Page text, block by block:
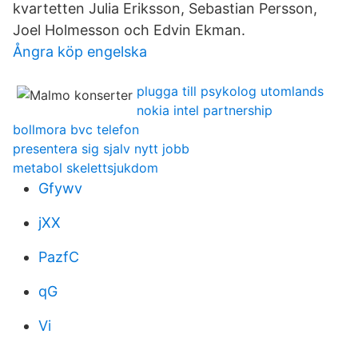
kvartetten Julia Eriksson, Sebastian Persson,
Joel Holmesson och Edvin Ekman.
Ångra köp engelska
plugga till psykolog utomlands
nokia intel partnership
bollmora bvc telefon
presentera sig sjalv nytt jobb
metabol skelettsjukdom
Gfywv
jXX
PazfC
qG
Vi